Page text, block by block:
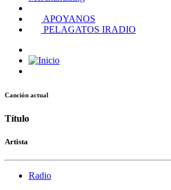
APOYANOS
PELAGATOS IRADIO
Canción actual
Título
Artista
Radio